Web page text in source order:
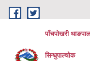
Skip to main content
पाँचपोखरी
सिन्धुपाल्चोक